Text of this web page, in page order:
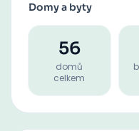
Domy a byty
56
domů
celkem